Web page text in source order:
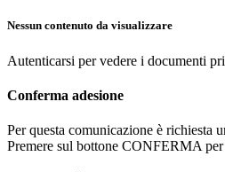
Nessun contenuto da visualizzare
Autenticarsi per vedere i documenti
Conferma adesione
Per questa comunicazione è richiesta
Premere sul bottone CONFERMA